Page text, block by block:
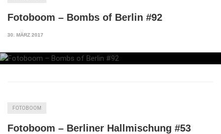
Fotoboom – Bombs of Berlin #92
30. MÄRZ 2017
FOTOBOOM
Fotoboom – Berliner Hallmischung #53